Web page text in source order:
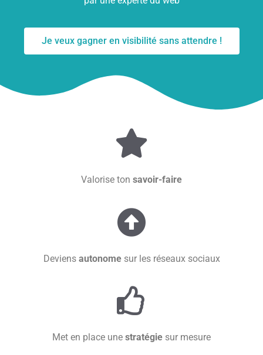
Je veux gagner en visibilité sans attendre !
Valorise ton savoir-faire
Deviens autonomesur les réseaux sociaux
Met en place une stratégie sur mesure